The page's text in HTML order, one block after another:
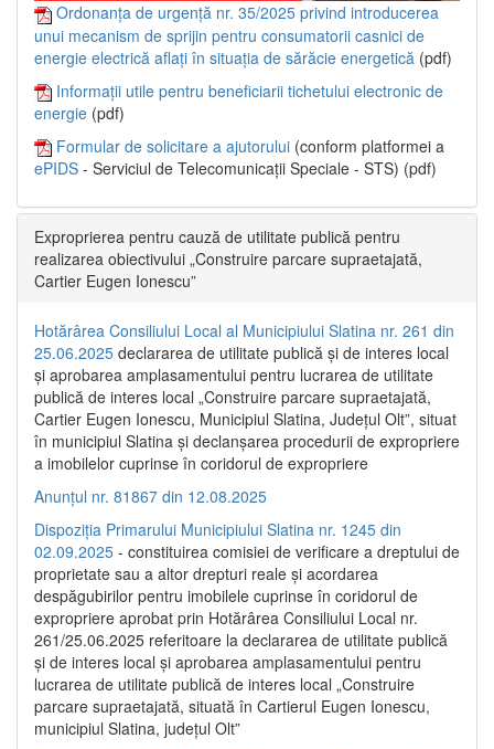
Ordonanța de urgență nr. 35/2025 privind introducerea
unui mecanism de sprijin pentru consumatorii casnici de
energie electrică aflați în situația de sărăcie energetică (pdf)
Informații utile pentru beneficiarii tichetului electronic de
energie (pdf)
Formular de solicitare a ajutorului (conform platformei a
ePIDS - Serviciul de Telecomunicații Speciale - STS) (pdf)
Exproprierea pentru cauză de utilitate publică pentru
realizarea obiectivului „Construire parcare supraetajată,
Cartier Eugen Ionescu”
Hotărârea Consiliului Local al Municipiului Slatina nr. 261 din
25.06.2025 declararea de utilitate publică și de interes local
și aprobarea amplasamentului pentru lucrarea de utilitate
publică de interes local „Construire parcare supraetajată,
Cartier Eugen Ionescu, Municipiul Slatina, Județul Olt”, situat
în municipiul Slatina și declanșarea procedurii de expropriere
a imobilelor cuprinse în coridorul de expropriere
Anunțul nr. 81867 din 12.08.2025
Dispoziția Primarului Municipiului Slatina nr. 1245 din
02.09.2025 - constituirea comisiei de verificare a dreptului de
proprietate sau a altor drepturi reale și acordarea
despăgubirilor pentru imobilele cuprinse în coridorul de
expropriere aprobat prin Hotărârea Consiliului Local nr.
261/25.06.2025 referitoare la declararea de utilitate publică
și de interes local și aprobarea amplasamentului pentru
lucrarea de utilitate publică de interes local „Construire
parcare supraetajată, situată în Cartierul Eugen Ionescu,
municipiul Slatina, județul Olt”